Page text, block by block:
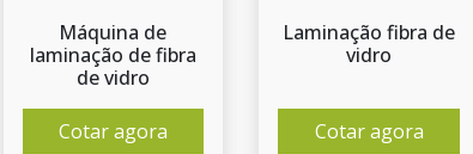
Máquina de
laminação de fibra
de vidro
Cotar agora
Laminação fibra de
vidro
Cotar agora